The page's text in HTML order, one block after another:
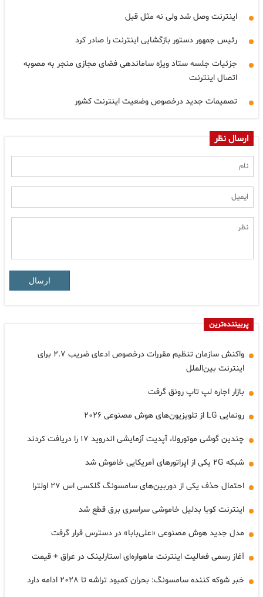
اینترنت وصل شد ولی نه مثل قبل
رئیس جمهور دستور بازگشایی اینترنت را صادر کرد
جزئیات جلسه ستاد ویژه ساماندهی فضای مجازی منجر به مصوبه
اتصال اینترنت
تصمیمات جدید درخصوص وضعیت اینترنت کشور
ارسال نظر
ارسال
پربیننده‌ترین
واکنش سازمان تنظیم مقررات درخصوص ادعای ضریب ۲.۷ برای
اینترنت بین‌الملل
بازار اجاره لپ تاپ رونق گرفت
رونمایی LG از تلویزیون‌های هوش مصنوعی ۲۰۲۶
چندین گوشی موتورولا، آپدیت آزمایشی اندروید ۱۷ را دریافت کردند
شبکه ۲G یکی از اپراتورهای آمریکایی خاموش شد
احتمال حذف یکی از دوربین‌های سامسونگ گلکسی اس ۲۷ اولترا
اینترنت کوبا بدلیل خاموشی سراسری برق قطع شد
مدل جدید هوش مصنوعی «علی‌بابا» در دسترس قرار گرفت
آغاز رسمی فعالیت اینترنت ماهواره‌ای استارلینک در عراق + قیمت
خبر شوکه کننده سامسونگ: بحران کمبود تراشه تا ۲۰۲۸ ادامه دارد